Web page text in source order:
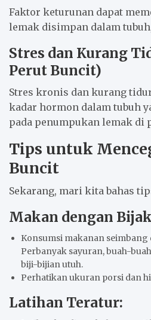
Faktor keturunan dapat
lemak disimpan dalam
Stres dan Kurang
Perut Buncit)
Stres kronis dan kurang
kadar hormon dalam tubuh
pada penumpukan lemak di
Tips untuk
Buncit
Sekarang, mari kita bahas
Makan dengan
Konsumsi makanan
Perbanyak sayuran, buah-
biji-bijian utuh.
Perhatikan ukuran porsi dan
Latihan Teratur: